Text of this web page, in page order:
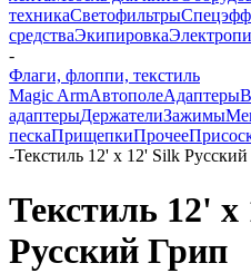
техникаСветофильтры
средстваЭкипировка
-
Флаги, флоппи, текстиль
Magic ArmАвтополеАдаптеры
адаптерыДержателиЗажимы
пескаПрищепкиПрочее
-Текстиль 12' х 12' Silk
Текстиль 12'
Русский Грип